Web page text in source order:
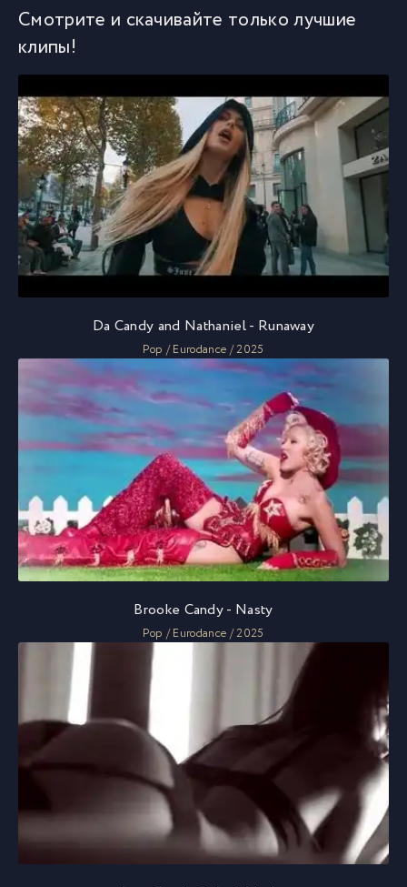
Смотрите и скачивайте только лучшие
клипы!
Da Candy and Nathaniel - Runaway
Pop / Eurodance / 2025
Brooke Candy - Nasty
Pop / Eurodance / 2025